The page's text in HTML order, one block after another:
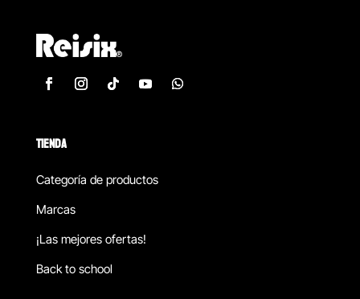
TIENDA
Categoría de productos
Marcas
¡Las mejores ofertas!
Back to school